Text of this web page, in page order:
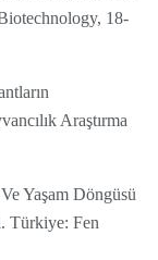
18-
Araştırma
Yaşam Döngüsü
Türkiye: Fen